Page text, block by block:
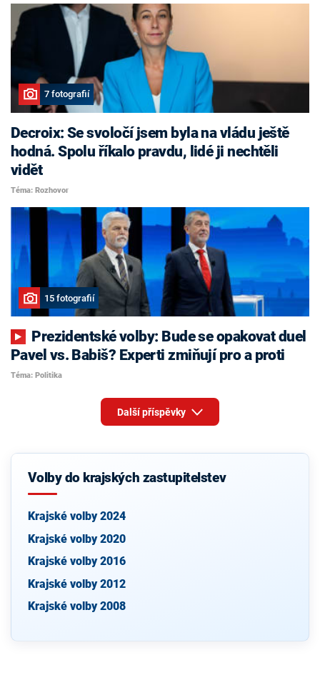
7 fotografií
Decroix: Se svoločí jsem byla na vládu ještě
hodná. Spolu říkalo pravdu, lidé ji nechtěli
vidět
Téma: Rozhovor
15 fotografií
Pavel vs. Babiš? Experti zmiňují pro a proti
Téma: Politika
Další příspěvky
Volby do krajských zastupitelstev
Krajské volby 2024
Krajské volby 2020
Krajské volby 2016
Krajské volby 2012
Krajské volby 2008